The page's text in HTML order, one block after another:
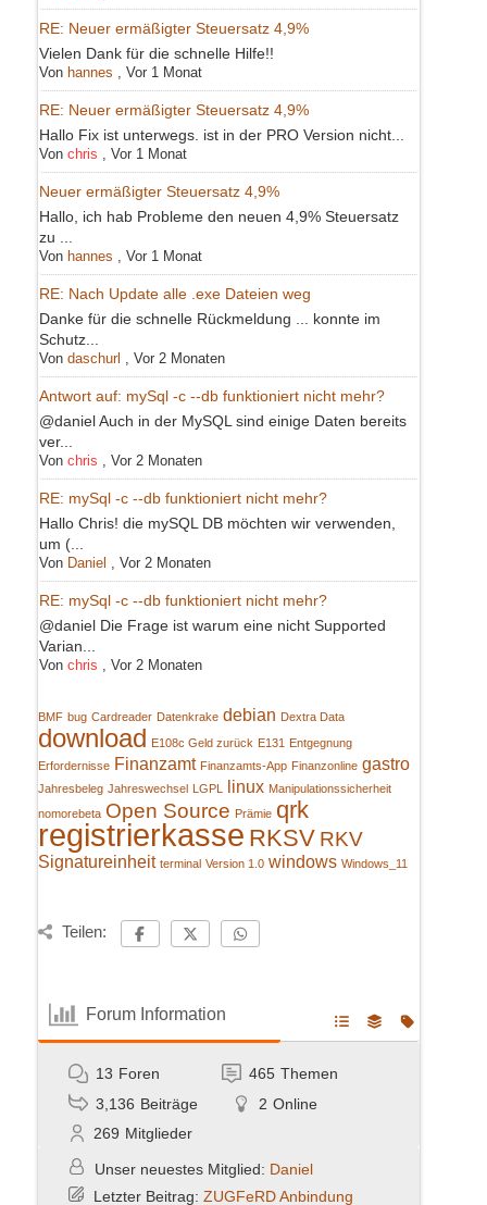
RE: Neuer ermäßigter Steuersatz 4,9%
Vielen Dank für die schnelle Hilfe!!
Von hannes Vor 1 Monat
RE: Neuer ermäßigter Steuersatz 4,9%
Hallo Fix ist unterwegs. ist in der PRO Version nicht...
Von chris Vor 1 Monat
Neuer ermäßigter Steuersatz 4,9%
Hallo, ich hab Probleme den neuen 4,9% Steuersatz
zu ...
Von hannes Vor 1 Monat
RE: Nach Update alle .exe Dateien weg
Danke für die schnelle Rückmeldung ... konnte im
Schutz...
Von daschurl Vor 2 Monaten
Antwort auf: mySql -c --db funktioniert nicht mehr?
@daniel Auch in der MySQL sind einige Daten bereits
ver...
Von chris Vor 2 Monaten
RE: mySql -c --db funktioniert nicht mehr?
Hallo Chris! die mySQL DB möchten wir verwenden,
um (...
Von Daniel Vor 2 Monaten
RE: mySql -c --db funktioniert nicht mehr?
@daniel Die Frage ist warum eine nicht Supported
Varian...
Von chris Vor 2 Monaten
BMF bug Cardreader Datenkrake debian Dextra Data
download E108c Geld zurück E131 Entgegnung
Erfordernisse Finanzamt Finanzamts-App Finanzonline gastro
Jahresbeleg Jahreswechsel LGPL linux Manipulationssicherheit
nomorebeta Open Source Prämie qrk
registrierkasse RKSV RKV
Signatureinheit terminal Version 1.0 windows Windows_11
Teilen:
Forum Information
13 Foren 465 Themen
3,136 Beiträge 2 Online
269 Mitglieder
Unser neuestes Mitglied: Daniel
Letzter Beitrag: ZUGFeRD Anbindung